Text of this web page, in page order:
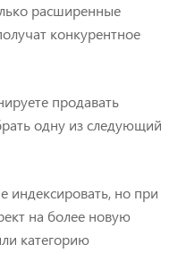
расширенные
конкурентное
продавать
одну из следующий
индексировать, но при
на более новую
категорию